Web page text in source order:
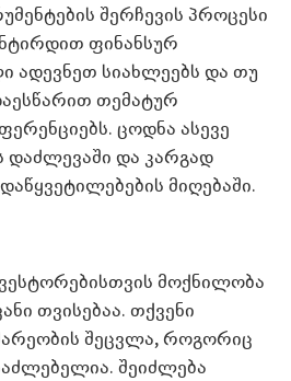
შერჩევის პროცესი
ფინანსურ
ადევნეთ სიახლეებს და თუ
თემატურ
ცოდნა ასევე
დაძლევაში და კარგად
მიღებაში.
მოქნილობა
თვისებაა. თქვენი
შეცვლა, როგორიც
შეიძლება